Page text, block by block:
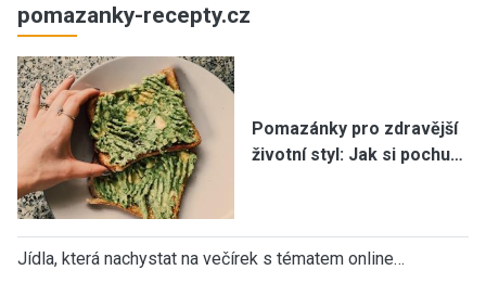
pomazanky-recepty.cz
Pomazánky pro zdravější
životní styl: Jak si pochu…
Jídla, která nachystat na večírek s tématem online…